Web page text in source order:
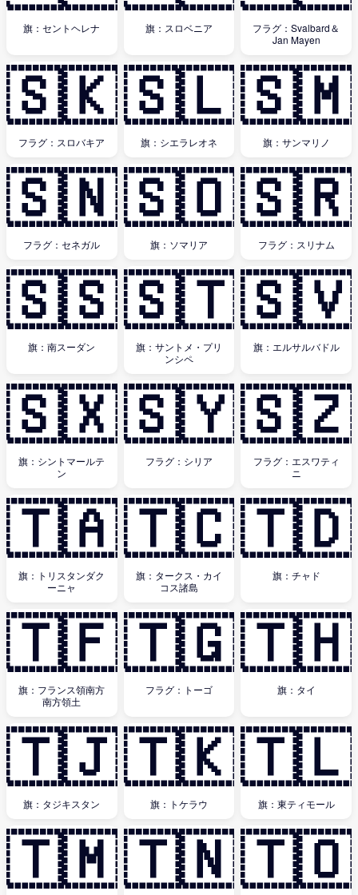
旗：セントヘレナ 旗：スロベニア
フラグ：Svalbard＆
Jan Mayen
🇸🇰
フラグ：スロバキア
🇸🇱
旗：シエラレオネ
🇸🇲
旗：サンマリノ
🇸🇳
フラグ：セネガル
🇸🇴
旗：ソマリア
🇸🇷
フラグ：スリナム
🇸🇸
旗：南スーダン
🇸🇹
旗：サントメ・プリ
ンシペ
🇸🇻
旗：エルサルバドル
🇸🇽
旗：シントマールテ
ン
🇸🇾
フラグ：シリア
🇸🇿
フラグ：エスワティ
ニ
🇹🇦
旗：トリスタンダク
ーニャ
🇹🇨
旗：タークス・カイ
コス諸島
🇹🇩
旗：チャド
🇹🇫
旗：フランス領南方
南方領土
🇹🇬
フラグ：トーゴ
🇹🇭
旗：タイ
🇹🇯
旗：タジキスタン
🇹🇰
旗：トケラウ
🇹🇱
旗：東ティモール
🇹🇲🇹🇳🇹🇴